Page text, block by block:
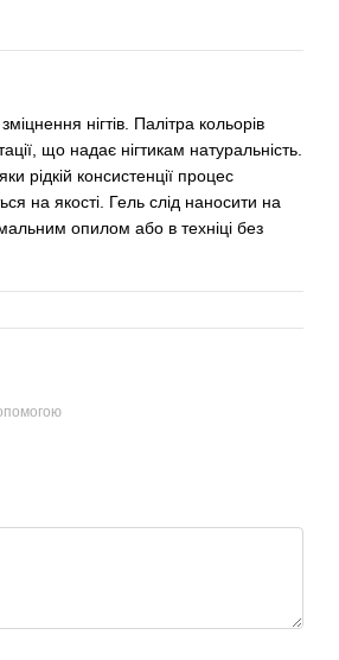
нігтів. Палітра кольорів
що надає нігтикам натуральність.
рідкій консистенції процес
на якості. Гель слід наносити на
опилом або в техніці без